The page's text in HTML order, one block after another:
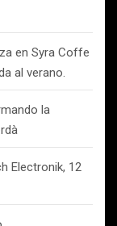
en Syra Coffe
al verano.
la
Electronik, 12